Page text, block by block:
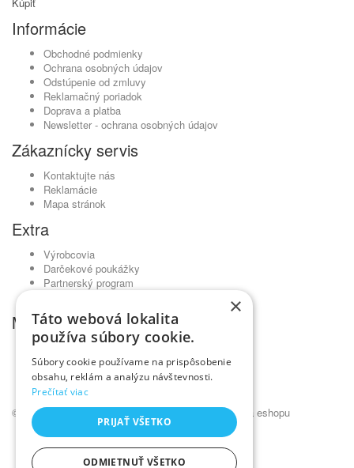
Informácie
Obchodné podmienky
Ochrana osobných údajov
Odstúpenie od zmluvy
Reklamačný poriadok
Doprava a platba
Newsletter - ochrana osobných údajov
Zákaznícky servis
Kontaktujte nás
Reklamácie
Mapa stránok
Extra
Výrobcovia
Darčekové poukážky
Partnerský program
Môj účet
Môj účet
História objednávok
Obľúbené produkty
Novinky
© Kadernícky veľkoobchod •NajReklama.sk - tvorba eshopu
×
Táto webová lokalita
používa súbory cookie.
Súbory cookie používame na prispôsobenie
obsahu, reklám a analýzu návštevnosti.
Prečítať viac
PRIJAŤ VŠETKO
ODMIETNUŤ VŠETKO